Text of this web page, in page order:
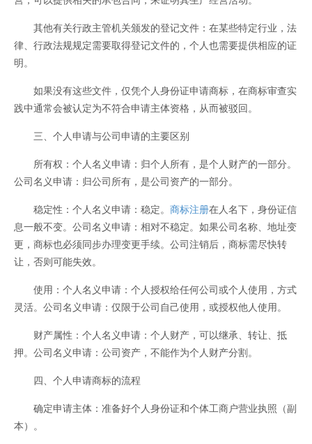
其他有关行政主管机关颁发的登记文件：在某些特定行业，法
律、行政法规规定需要取得登记文件的，个人也需要提供相应的证
明。
如果没有这些文件，仅凭个人身份证申请商标，在商标审查实
践中通常会被认定为不符合申请主体资格，从而被驳回。
三、个人申请与公司申请的主要区别
所有权：个人名义申请：归个人所有，是个人财产的一部分。
公司名义申请：归公司所有，是公司资产的一部分。
稳定性：个人名义申请：稳定。 商标注册在人名下，身份证信
息一般不变。公司名义申请：相对不稳定。如果公司名称、地址变
更，商标也必须同步办理变更手续。公司注销后，商标需尽快转
让，否则可能失效。
使用：个人名义申请：个人授权给任何公司或个人使用，方式
灵活。公司名义申请：仅限于公司自己使用，或授权他人使用。
财产属性：个人名义申请：个人财产，可以继承、转让、抵
押。公司名义申请：公司资产，不能作为个人财产分割。
四、个人申请商标的流程
确定申请主体：准备好个人身份证和个体工商户营业执照（副
本）。